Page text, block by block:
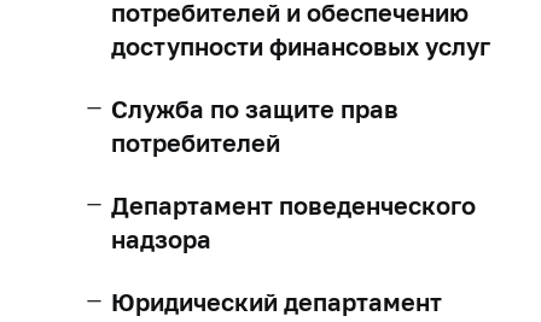
потребителей и обеспечению
доступности финансовых услуг
Служба по защите прав
потребителей
Департамент поведенческого
надзора
Юридический департамент